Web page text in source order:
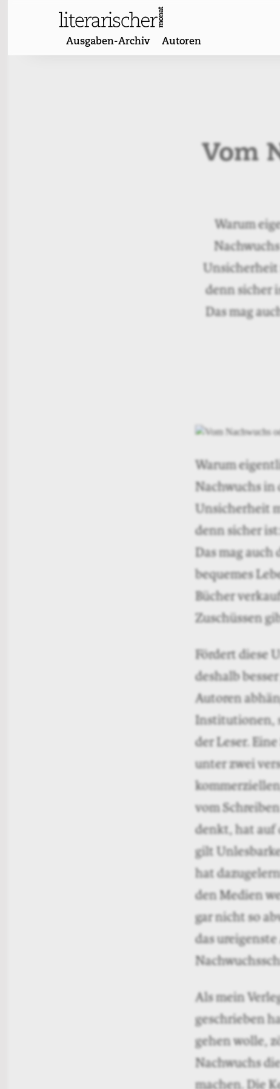
Ausgaben-Archiv Autoren
Vom
Warum
denn sicher
Das mag
Warum
Nachwuchs in
Unsicherheit
denn sicher
Das mag
bequemes
Bücher
Zuschüssen
Fördert diese
Autoren
Institutionen,
der Leser.
unter zwei